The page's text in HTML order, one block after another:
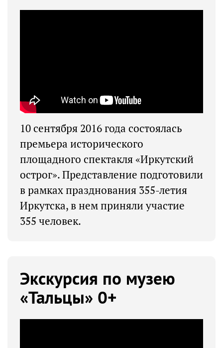
10 сентября 2016 года состоялась
премьера исторического
площадного спектакля «Иркутский
острог». Представление подготовили
в рамках празднования 355-летия
Иркутска, в нем приняли участие
355 человек.
Экскурсия по музею
«Тальцы» 0+